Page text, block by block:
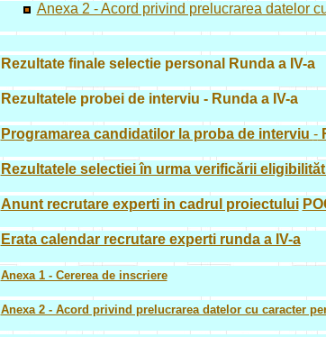
Anexa 2 - Acord privind prelucrarea datelor
Rezultate finale selectie personal Runda a IV-a
Rezultatele probei de interviu - Runda a IV-a
Programarea candidatilor la proba de interviu -
Rezultatele selectiei în urma verificării
Anunt recrutare experti in cadrul proiectului
Erata calendar recrutare experti runda a IV-a
Anexa 1 - Cererea de inscriere
Anexa 2 - Acord privind prelucrarea datelor cu caracter